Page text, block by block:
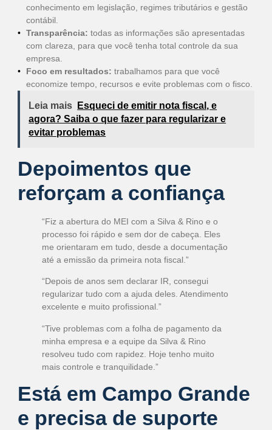
conhecimento em legislação, regimes tributários e gestão
contábil.
Transparência: todas as informações são apresentadas
com clareza, para que você tenha total controle da sua
empresa.
Foco em resultados: trabalhamos para que você
economize tempo, recursos e evite problemas com o fisco.
Leia mais
Esqueci de emitir nota fiscal, e
agora? Saiba o que fazer para regularizar e
evitar problemas
Depoimentos que
reforçam a confiança
“Fiz a abertura do MEI com a Silva & Rino e o
processo foi rápido e sem dor de cabeça. Eles
me orientaram em tudo, desde a documentação
até a emissão da primeira nota fiscal.”
“Depois de anos sem declarar IR, consegui
regularizar tudo com a ajuda deles. Atendimento
excelente e muito profissional.”
“Tive problemas com a folha de pagamento da
minha empresa e a equipe da Silva & Rino
resolveu tudo com rapidez. Hoje tenho muito
mais controle e tranquilidade.”
Está em Campo Grande
e precisa de suporte